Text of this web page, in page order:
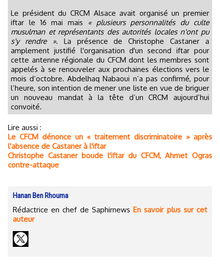
Le président du CRCM Alsace avait organisé un premier
iftar le 16 mai mais
« plusieurs personnalités du culte
musulman et représentants des autorités locales n'ont pu
s'y rendre ». La présence de Christophe Castaner a
amplement justifié l'organisation d'un second iftar pour
cette antenne régionale du CFCM dont les membres sont
appelés à se renouveler aux prochaines élections vers le
mois d’octobre. Abdelhaq Nabaoui n’a pas confirmé, pour
l’heure, son intention de mener une liste en vue de briguer
un nouveau mandat à la tête d’un CRCM aujourd’hui
convoité.
Lire aussi :
Le CFCM dénonce un « traitement discriminatoire » après
l'absence de Castaner à l'iftar
Christophe Castaner boude l'iftar du CFCM, Ahmet Ogras
contre-attaque
Hanan Ben Rhouma
Rédactrice en chef de Saphirnews En savoir plus sur cet
auteur